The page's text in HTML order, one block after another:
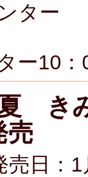
ター
ー10
き
売
売日：